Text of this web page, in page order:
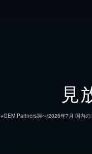
見
※GEM Partners調べ/2026年7⽉ 国内の